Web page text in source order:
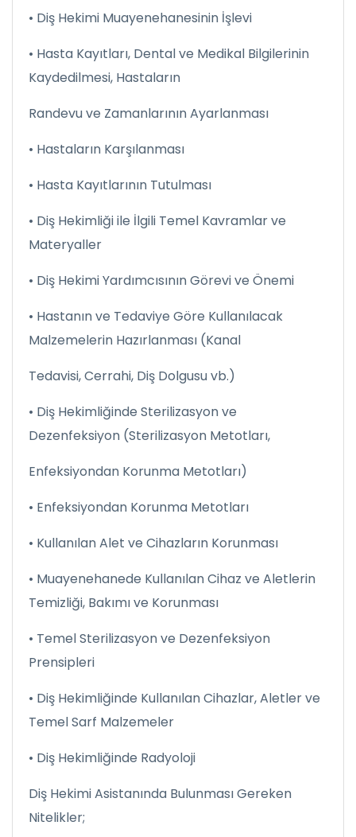
• Diş Hekimi Muayenehanesinin İşlevi
• Hasta Kayıtları, Dental ve Medikal Bilgilerinin
Kaydedilmesi, Hastaların
Randevu ve Zamanlarının Ayarlanması
• Hastaların Karşılanması
• Hasta Kayıtlarının Tutulması
• Diş Hekimliği ile İlgili Temel Kavramlar ve
Materyaller
• Diş Hekimi Yardımcısının Görevi ve Önemi
• Hastanın ve Tedaviye Göre Kullanılacak
Malzemelerin Hazırlanması (Kanal
Tedavisi, Cerrahi, Diş Dolgusu vb.)
• Diş Hekimliğinde Sterilizasyon ve
Dezenfeksiyon (Sterilizasyon Metotları,
Enfeksiyondan Korunma Metotları)
• Enfeksiyondan Korunma Metotları
• Kullanılan Alet ve Cihazların Korunması
• Muayenehanede Kullanılan Cihaz ve Aletlerin
Temizliği, Bakımı ve Korunması
• Temel Sterilizasyon ve Dezenfeksiyon
Prensipleri
• Diş Hekimliğinde Kullanılan Cihazlar, Aletler ve
Temel Sarf Malzemeler
• Diş Hekimliğinde Radyoloji
Diş Hekimi Asistanında Bulunması Gereken
Nitelikler;